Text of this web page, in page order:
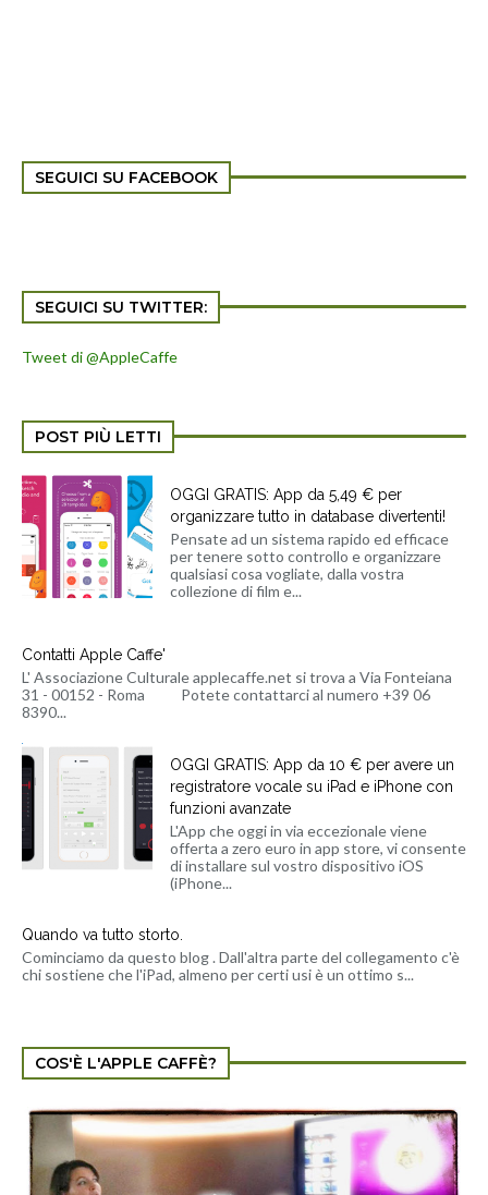
SEGUICI SU FACEBOOK
SEGUICI SU TWITTER:
Tweet di @AppleCaffe
POST PIÙ LETTI
OGGI GRATIS: App da 5,49 € per
organizzare tutto in database divertenti!
Pensate ad un sistema rapido ed efficace
per tenere sotto controllo e organizzare
qualsiasi cosa vogliate, dalla vostra
collezione di film e...
Contatti Apple Caffe'
L' Associazione Culturale applecaffe.net si trova a Via Fonteiana
31 - 00152 - Roma Potete contattarci al numero +39 06
8390...
OGGI GRATIS: App da 10 € per avere un
registratore vocale su iPad e iPhone con
funzioni avanzate
L'App che oggi in via eccezionale viene
offerta a zero euro in app store, vi consente
di installare sul vostro dispositivo iOS
(iPhone...
Quando va tutto storto.
Cominciamo da questo blog . Dall'altra parte del collegamento c'è
chi sostiene che l'iPad, almeno per certi usi è un ottimo s...
COS'È L'APPLE CAFFÈ?